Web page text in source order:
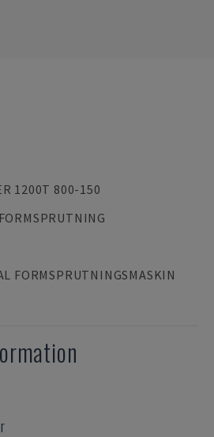
1200T 800-150
FORMSPRUTNING
FORMSPRUTNINGSMASKIN